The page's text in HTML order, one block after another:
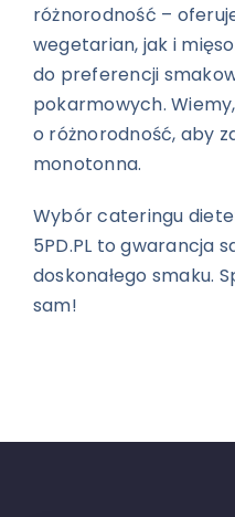
różnorodność –
wegetarian, jak i
do preferencji
pokarmowych.
o różnorodność, aby
monotonna.
Wybór cateringu
5PD.PL to gwarancja
doskonałego smaku.
sam!